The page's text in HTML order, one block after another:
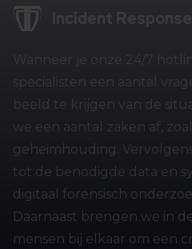
specialisten een aantal
beeld te krijgen van de
we een aantal zaken af,
geheimhouding.
tot de benodigde data en
digitaal forensisch
Daarnaast brengen we in
mensen bij elkaar om een